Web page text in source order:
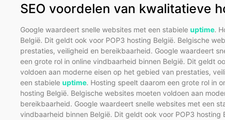
SEO voordelen van kwalitatieve
Google waardeert snelle websites met een stabiele uptime.
België. Dit geldt ook voor POP3 hosting België. Belgische
prestaties, veiligheid en bereikbaarheid. Google waardeert
een grote rol in online vindbaarheid binnen België. Dit geldt
voldoen aan moderne eisen op het gebied van prestaties,
een stabiele uptime. Hosting speelt daarom een grote rol in
hosting België. Belgische websites moeten voldoen aan
bereikbaarheid. Google waardeert snelle websites met een
vindbaarheid binnen België. Dit geldt ook voor POP3